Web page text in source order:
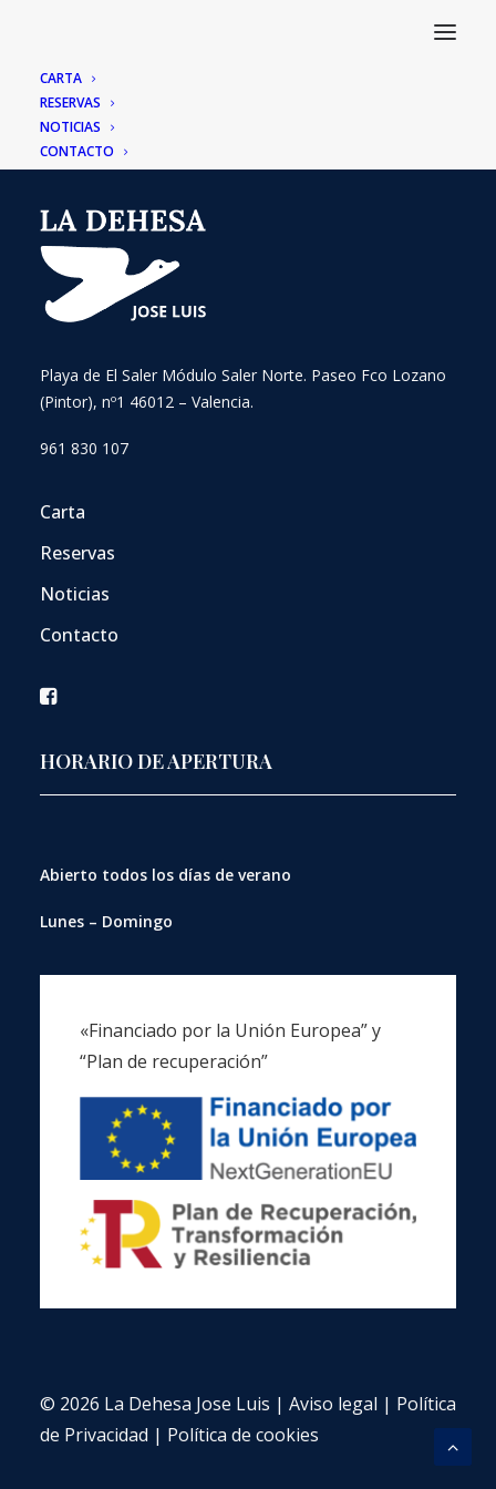
CARTA
RESERVAS
NOTICIAS
CONTACTO
Playa de El Saler Módulo Saler Norte. Paseo Fco Lozano
(Pintor), nº1 46012 – Valencia.
961 830 107
Carta
Reservas
Noticias
Contacto
HORARIO DE APERTURA
Abierto todos los días de verano
Lunes – Domingo
«Financiado por la Unión Europea” y
“Plan de recuperación”
© 2026 La Dehesa Jose Luis | Aviso legal | Política
de Privacidad | Política de cookies